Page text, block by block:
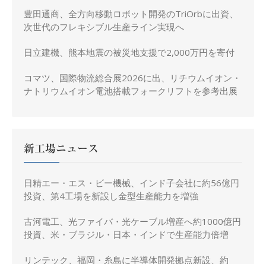
豊田通商、全方向移動ロボット開発のTriOrbに出資、
次世代のフレキシブル生産ライン実現へ
日立建機、熊本地震の被災地支援で2,000万円を寄付
コマツ、国際物流総合展2026に出、リチウムイオン・
ナトリウムイオン電池搭載フォークリフトを参考出展
新工場ニュース
日精エー・エス・ビー機械、インド子会社に約56億円
投資、第4工場を新設し金型生産能力を増強
古河電工、光ファイバ・光ケーブル増産へ約1000億円
投資、米・ブラジル・日本・インドで生産能力倍増
リンテック、福岡・糸島に半導体開発拠点新設、約